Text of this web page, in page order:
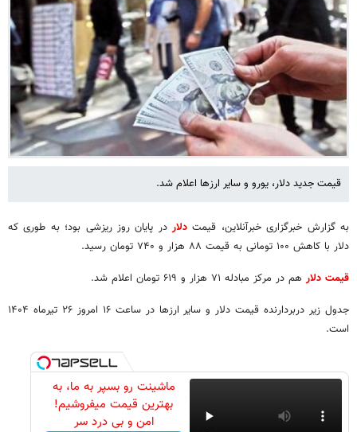
قیمت جدید دلار، یورو و سایر ارزها اعلام شد.
به گزارش خبرگزاری خبرآنلاین، قیمت‌ دلاردر پایان روز ریزشی بود؛ به طوری که
دلار با کاهش ۱۰۰ تومانی به قیمت ۸۸ هزار و ۷۴۰ تومان رسید.
قیمت دلار هم در مرکز مبادله ۷۱ هزار و ۶۱۹ تومان اعلام شد.
جدول زیر دربردارنده قیمت دلار و سایر ارزها در ساعت ۱۶ امروز ۲۶ تیرماه ۱۴۰۴
است.
ماشینت رو بسپر به ما، به
بهترین قیمت میفروشیم!
امن و بی درد سر